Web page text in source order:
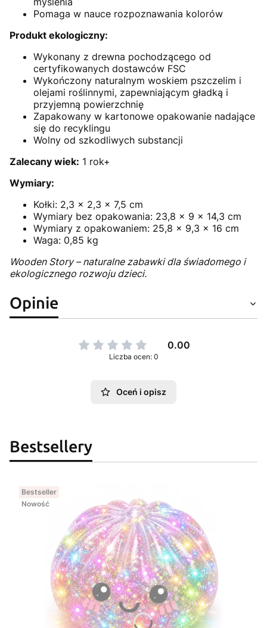
Pomaga w nauce rozpoznawania kolorów
Produkt ekologiczny:
Wykonany z drewna pochodzącego od
certyfikowanych dostawców FSC
Wykończony naturalnym woskiem pszczelim i
olejami roślinnymi, zapewniającym gładką i
przyjemną powierzchnię
Zapakowany w kartonowe opakowanie nadające
się do recyklingu
Wolny od szkodliwych substancji
Zalecany wiek: 1 rok+
Wymiary:
Kołki: 2,3 x 2,3 x 7,5 cm
Wymiary bez opakowania: 23,8 x 9 x 14,3 cm
Wymiary z opakowaniem: 25,8 x 9,3 x 16 cm
Waga: 0,85 kg
Wooden Story – naturalne zabawki dla świadomego i
ekologicznego rozwoju dzieci.
Opinie
0.00
Liczba ocen: 0
Oceń i opisz
Bestsellery
Bestseller
Nowość